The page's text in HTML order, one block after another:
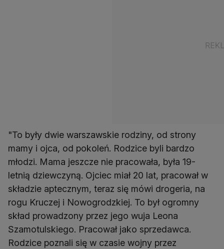
"To były dwie warszawskie rodziny, od strony
mamy i ojca, od pokoleń. Rodzice byli bardzo
młodzi. Mama jeszcze nie pracowała, była 19-
letnią dziewczyną. Ojciec miał 20 lat, pracował w
składzie aptecznym, teraz się mówi drogeria, na
rogu Kruczej i Nowogrodzkiej. To był ogromny
skład prowadzony przez jego wuja Leona
Szamotulskiego. Pracował jako sprzedawca.
Rodzice poznali się w czasie wojny przez